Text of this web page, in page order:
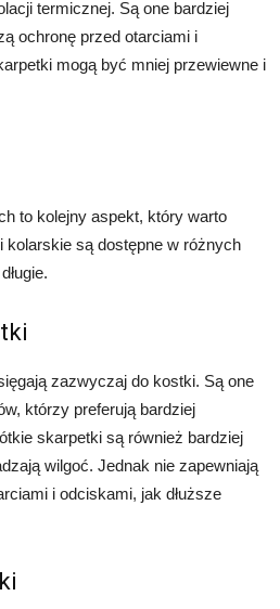
termicznej. Są one bardziej
ochronę przed otarciami i
mogą być mniej przewiewne i
to kolejny aspekt, który warto
kolarskie są dostępne w różnych
zazwyczaj do kostki. Są one
którzy preferują bardziej
skarpetki są również bardziej
wilgoć. Jednak nie zapewniają
i odciskami, jak dłuższe